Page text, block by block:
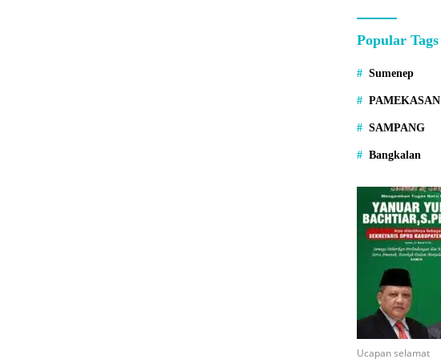
Popular Tags
Sumenep
PAMEKASAN
SAMPANG
Bangkalan
Ucapan selamat